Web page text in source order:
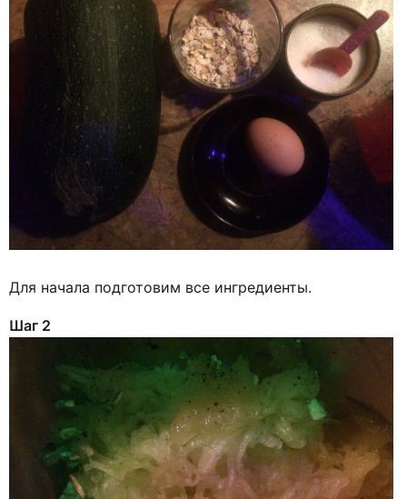
Для начала подготовим все ингредиенты.
Шаг 2